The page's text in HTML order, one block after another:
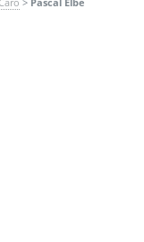
> Pascal Elbé